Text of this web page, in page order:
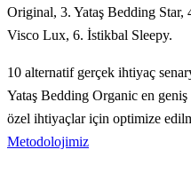
Original, 3. Yataş Bedding Star,
Visco Lux, 6. İstikbal Sleepy.
10 alternatif gerçek ihtiyaç
Yataş Bedding Organic en geniş
özel ihtiyaçlar için optimize
Metodolojimiz